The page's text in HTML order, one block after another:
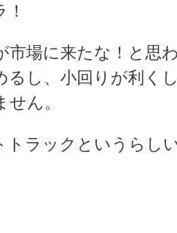
場に来たな！と思
し、小回りが利く
ん。
ラックというらしい